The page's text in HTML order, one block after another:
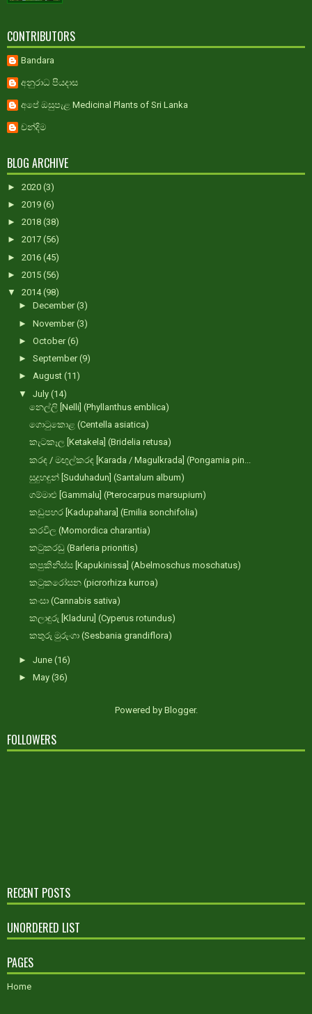
CONTRIBUTORS
Bandara
අනුරාධ පියදාස
අපේ ඔසුපැළ Medicinal Plants of Sri Lanka
චන්දිම
BLOG ARCHIVE
► 2020 (3)
► 2019 (6)
► 2018 (38)
► 2017 (56)
► 2016 (45)
► 2015 (56)
▼ 2014(98)
► December(3)
► November(3)
► October(6)
► September(9)
► August (11)
▼ July (14)
නෙල්ලි [Nelli] (Phyllanthus emblica)
ගොටුකොළ (Centella asiatica)
කැටකෑල [Ketakela] (Bridelia retusa)
කරඳ / මඟුල්කරඳ [Karada / Magulkrada] (Pongamia pin...
සුදුහඳුන් [Suduhadun] (Santalum album)
ගම්මාළු [Gammalu] (Pterocarpus marsupium)
කඩුපහර [Kadupahara] (Emilia sonchifolia)
කරවිල (Momordica charantia)
කටුකරඬු (Barleria prionitis)
කපුකිනිස්ස [Kapukinissa] (Abelmoschus moschatus)
කටුකරෝසන (picrorhiza kurroa)
කංසා (Cannabis sativa)
කලාඳුරු [Kladuru] (Cyperus rotundus)
කතුරු මුරුංගා (Sesbania grandiflora)
► June (16)
► May (36)
Powered by Blogger.
FOLLOWERS
RECENT POSTS
UNORDERED LIST
PAGES
Home